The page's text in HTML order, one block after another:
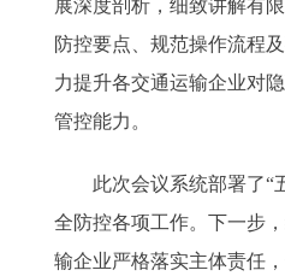
展深度剖析，细致讲解有
防控要点、规范操作流程
力提升各交通运输企业对
管控能力。
此次会议系统部署了“
全防控各项工作。下一步
输企业严格落实主体责任